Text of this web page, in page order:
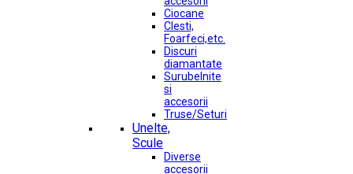
Ciocane
Clesti,
Foarfeci,etc.
Discuri
diamantate
Surubelnite
si
accesorii
Truse/Seturi
Unelte,
Scule
Diverse
accesorii